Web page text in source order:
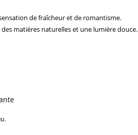
de fraîcheur et de romantisme.
matières naturelles et une lumière douce.